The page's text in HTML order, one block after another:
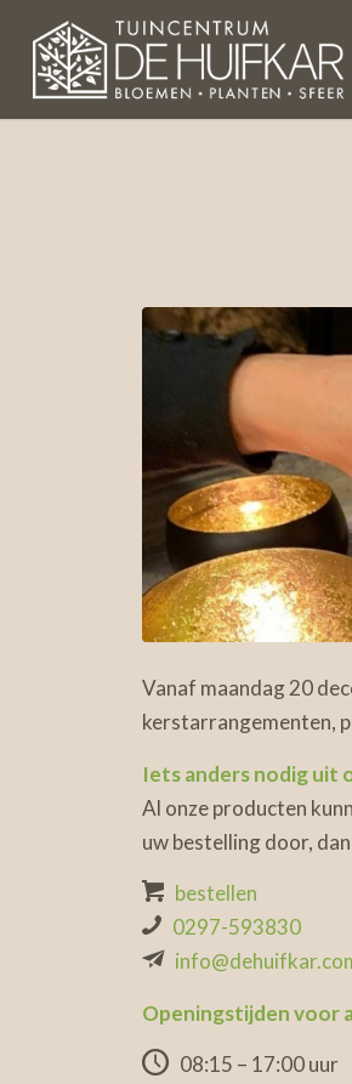
Vanaf maandag 20
kerstarrangementen,
Iets anders nodig uit
Al onze producten
uw bestelling door,
bestellen
0297-593830
Openingstijden voor
08:15 – 17:00 uur